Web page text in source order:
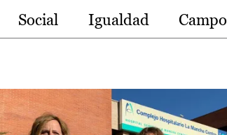
Social Igualdad Campo